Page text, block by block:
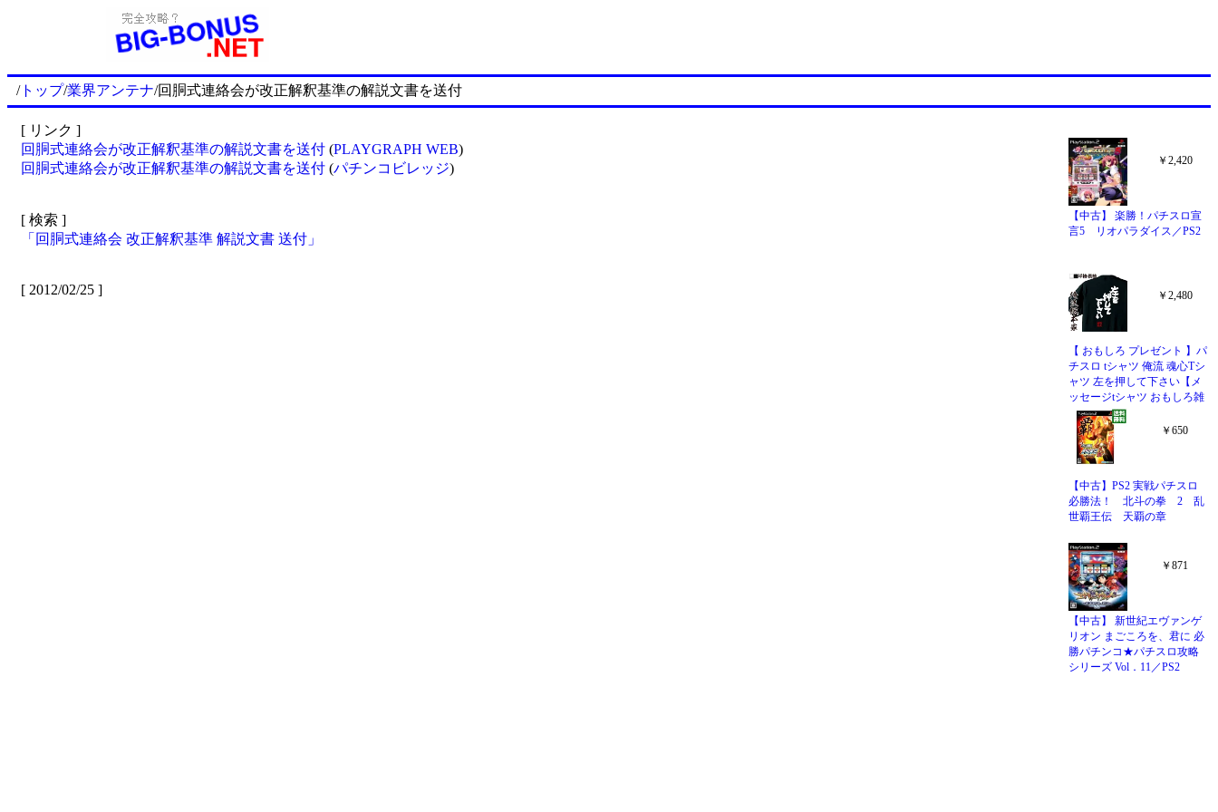
/トップ/業界アンテナ/回胴式連絡会が改正解釈基準の解説文書を送付
[ リンク ]
回胴式連絡会が改正解釈基準の解説文書を送付 (PLAYGRAPH WEB)
回胴式連絡会が改正解釈基準の解説文書を送付 (パチンコビレッジ)
[ 検索 ]
「回胴式連絡会 改正解釈基準 解説文書 送付」
[ 2012/02/25 ]